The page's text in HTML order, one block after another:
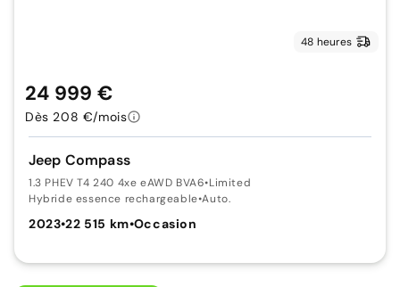
48 heures
Jeep Compass
1.3 PHEV T4 240 4xe eAWD BVA6•Limited
Hybride essence rechargeable•Auto.
2023•22 515 km•Occasion
24 999 €
Dès 208 €/mois